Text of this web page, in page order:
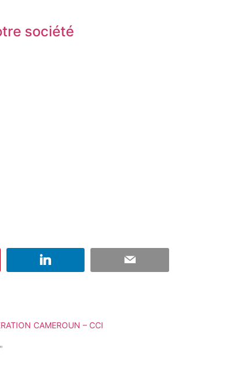
société
CAMEROUN – CCI